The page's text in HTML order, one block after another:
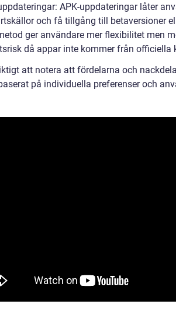
APK-uppdateringar låter
och få tillgång till betaversioner
ger användare mer flexibilitet men
då appar inte kommer från officiella
att notera att fördelarna och
på individuella preferenser och